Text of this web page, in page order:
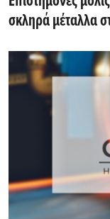
σκληρά μέταλλα